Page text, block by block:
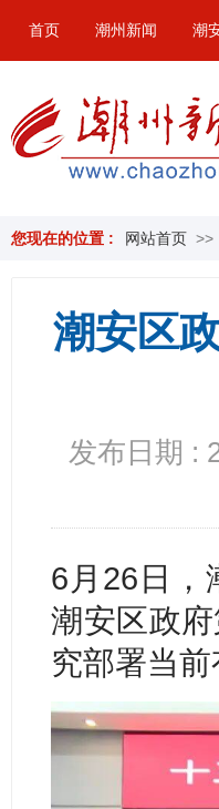
首页 潮州新闻 潮
您现在的位置 : 网站首页 >>
潮安区
发布日期 :
6月26日，
潮安区政
究部署当前